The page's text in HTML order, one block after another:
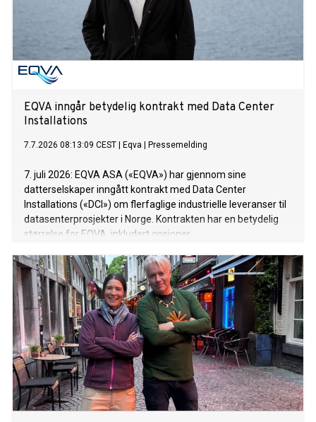
EQVA inngår betydelig kontrakt med Data Center
Installations
7.7.2026 08:13:09 CEST Eqva Pressemelding
7. juli 2026: EQVA ASA («EQVA») har gjennom sine
datterselskaper inngått kontrakt med Data Center
Installations («DCI») om flerfaglige industrielle leveranser til
datasenterprosjekter i Norge. Kontrakten har en betydelig
størrelse for EQVA, inkludert opsjoner.